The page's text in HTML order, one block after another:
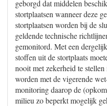
geborgd dat middelen
stortplaatsen wanneer deze
stortplaatsen worden bij de
geldende technische
gemonitord. Met een
stoffen uit de stortplaats
nooit met zekerheid te
worden met de vigerende
monitoring daarop de
milieu zo beperkt mogelijk